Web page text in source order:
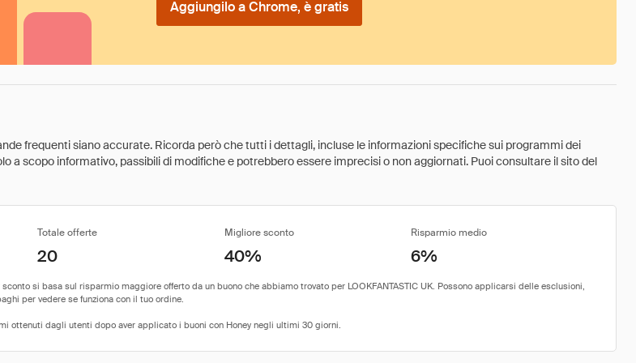
Aggiungilo a Chrome, è gratis
frequenti siano accurate. Ricorda però che tutti i dettagli, incluse le informazioni specifiche sui programmi dei
a scopo informativo, passibili di modifiche e potrebbero essere imprecisi o non aggiornati. Puoi consultare il sito del
Totale offerte Migliore sconto Risparmio medio
20 40% 6%